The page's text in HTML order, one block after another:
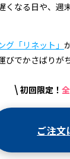
なる日や、週
グ「リネット」
びでかさばりが
\ 初回限定！
ご注文